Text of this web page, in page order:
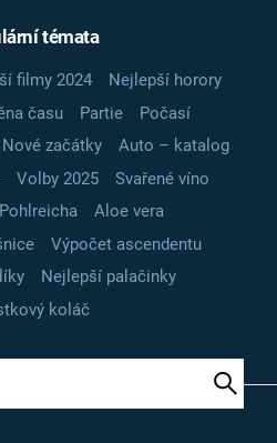
témata
filmy 2024
Nejlepší horory
času Partie
Počasí
Nové začátky
Auto – katalog
Volby 2025
Svařené víno
Aloe vera
Výpočet ascendentu
Nejlepší palačinky
koláč